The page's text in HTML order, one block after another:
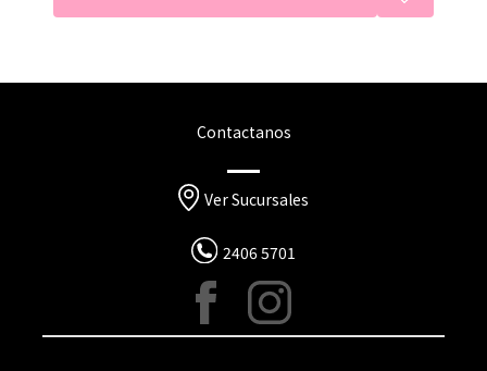
Contactanos
Ver Sucursales
2406 5701